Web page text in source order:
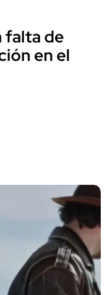
falta de
en el